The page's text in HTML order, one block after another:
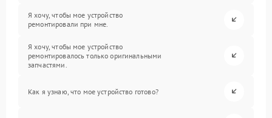
Я хочу, чтобы мое устройство
ремонтировали при мне.
Я хочу, чтобы мое устройство
ремонтировалось только оригинальными
запчастями.
Как я узнаю, что мое устройство готово?